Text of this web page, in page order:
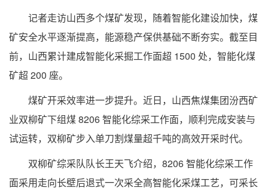
记者走访山西多个煤矿发现，随着智能化建设加快，煤
矿安全水平逐渐提高，能源稳产保供基础不断夯实。截至目
前，山西累计建成智能化采掘工作面超 1500 处，智能化煤
矿超 200 座。
煤矿开采效率进一步提升。近日，山西焦煤集团汾西矿
业双柳矿下组煤 8206 智能化综采工作面，顺利完成安装与
试运转，双柳矿步入单刀割煤量超千吨的高效开采时代。
双柳矿综采队队长王天飞介绍，8206 智能化综采工作
面采用走向长壁后退式一次采全高智能化采煤工艺，可采长